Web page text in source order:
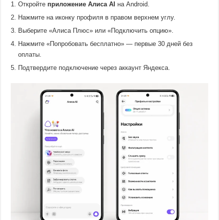
Откройте приложение Алиса AI на Android.
Нажмите на иконку профиля в правом верхнем углу.
Выберите «Алиса Плюс» или «Подключить опцию».
Нажмите «Попробовать бесплатно» — первые 30 дней без
оплаты.
Подтвердите подключение через аккаунт Яндекса.